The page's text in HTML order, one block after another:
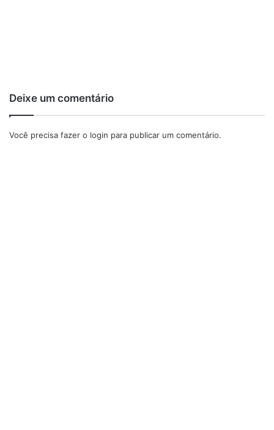
Deixe um comentário
Você precisa fazer o login para publicar um comentário.